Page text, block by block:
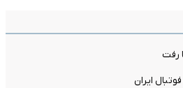
رفت
ایران